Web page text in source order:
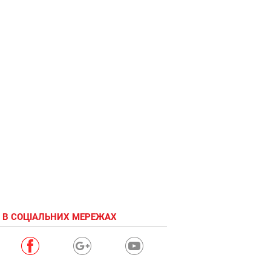
СОЦІАЛЬНИХ МЕРЕЖАХ